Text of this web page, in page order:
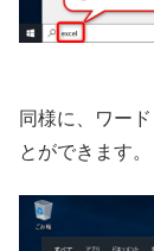
同様に、ワー
とができます。